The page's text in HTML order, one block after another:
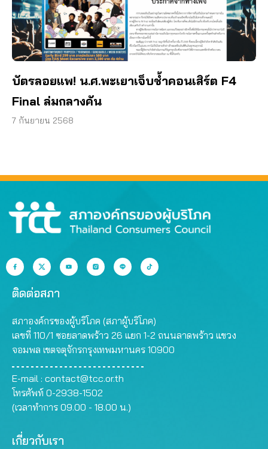
บัตรลอยแพ! น.ศ.พะเยาเจ็บช้ำคอนเสิร์ต F4
Final ล่มกลางคัน
7 กันยายน 2568
ติดต่อสภา
สภาองค์กรของผู้บริโภค (สภาผู้บริโภค)
เลขที่ 110/1 ซอยลาดพร้าว 26 แยก 1-2 ถนนลาดพร้าว แขวง
จอมพล เขตจตุจักรกรุงเทพมหานคร 10900
E-mail : contact@tcc.or.th
โทรศัพท์ 0-2938-1502
(เวลาทำการ 09.00 - 18.00 น.)
เกี่ยวกับเรา